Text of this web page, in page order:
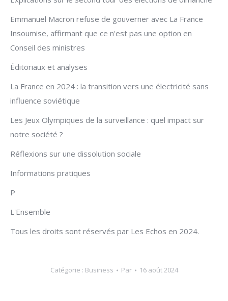
Emmanuel Macron refuse de gouverner avec La France
Insoumise, affirmant que ce n'est pas une option en
Conseil des ministres
Éditoriaux et analyses
La France en 2024 : la transition vers une électricité sans
influence soviétique
Les Jeux Olympiques de la surveillance : quel impact sur
notre société ?
Réflexions sur une dissolution sociale
Informations pratiques
P
L'Ensemble
Tous les droits sont réservés par Les Echos en 2024.
Catégorie : Business Par 16 août 2024